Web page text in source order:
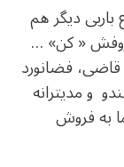
دیگر هم
« کن» …
قاضی، فضانورد
و مدیترانه
به فروش